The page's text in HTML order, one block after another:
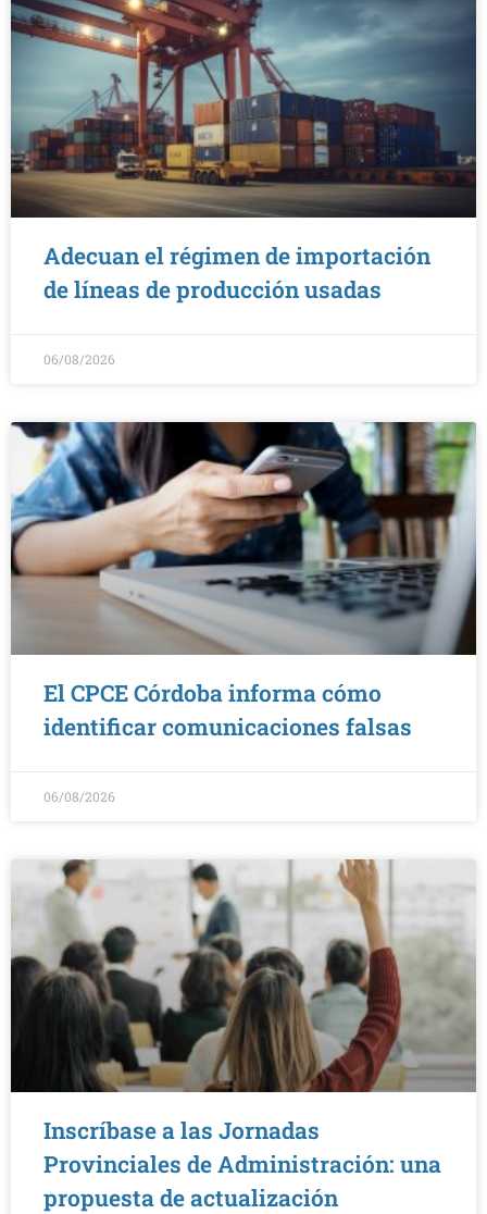
Adecuan el régimen de importación
de líneas de producción usadas
06/08/2026
El CPCE Córdoba informa cómo
identificar comunicaciones falsas
06/08/2026
Inscríbase a las Jornadas
Provinciales de Administración: una
propuesta de actualización